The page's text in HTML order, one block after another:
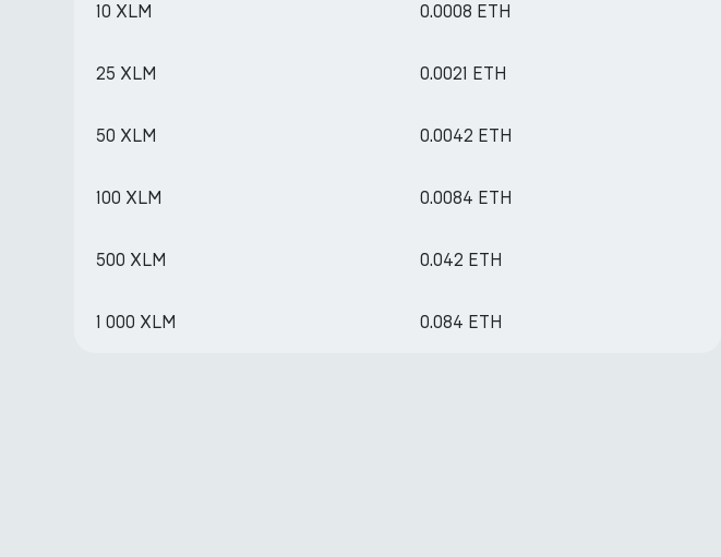
10 XLM 0.0008 ETH
25 XLM 0.0021 ETH
50 XLM 0.0042 ETH
100 XLM 0.0084 ETH
500 XLM 0.042 ETH
1 000 XLM 0.084 ETH